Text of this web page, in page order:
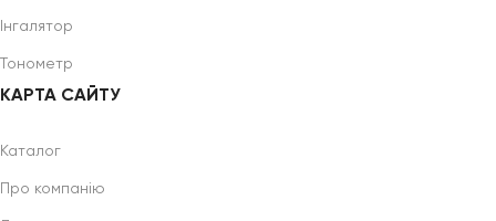
Інгалятор
Тонометр
КАРТА САЙТУ
Каталог
Про компанію